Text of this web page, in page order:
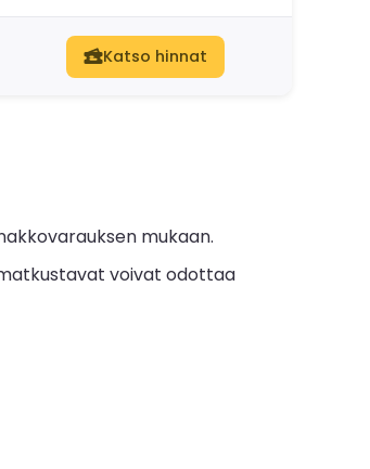
Katso hinnat
mukaan.
voivat odottaa